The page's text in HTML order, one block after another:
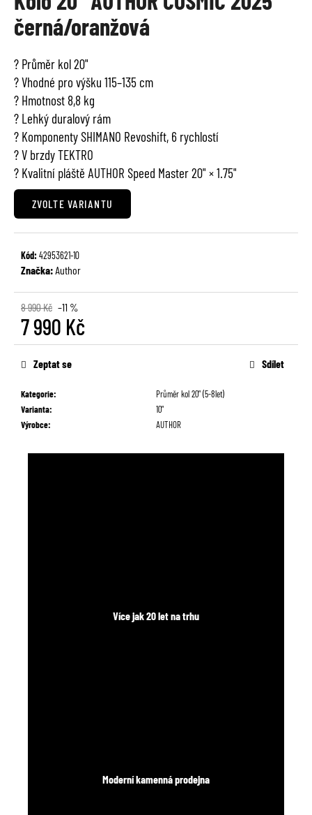
je
0,0
z
hvězdiček.
černá/oranžová
? Průměr kol 20"
? Vhodné pro výšku 115–135 cm
? Hmotnost 8,8 kg
? Lehký duralový rám
? Komponenty SHIMANO Revoshift, 6 rychlostí
? V brzdy TEKTRO
? Kvalitní pláště AUTHOR Speed Master 20" × 1.75"
ZVOLTE VARIANTU
Kód:42953621-10
Značka: Author
8 990 Kč –11 %
7 990 Kč
Měrná
cena:
Kategorie:
Průměr kol 20" (5-8let)
Varianta:
10"
Výrobce: AUTHOR
Zeptat se Sdílet
Více jak 20 let na trhu
Moderní kamenná prodejna
a
j
í
t
?
HLEDAT
r
j